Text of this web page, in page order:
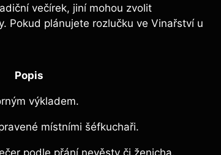
večírek, jiní mohou zvolit
Pokud plánujete rozlučku ve Vinařství u
Popis
výkladem.
místními šéfkuchaři.
podle přání nevěsty či ženicha.